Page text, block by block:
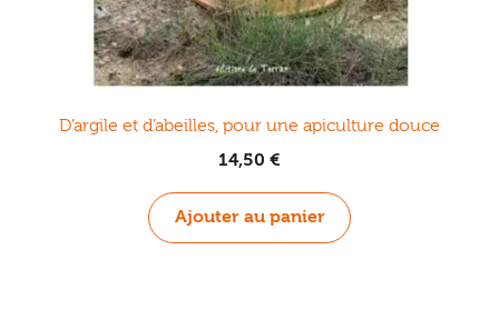
D’argile et d’abeilles, pour une apiculture douce
14,50 €
Ajouter au panier